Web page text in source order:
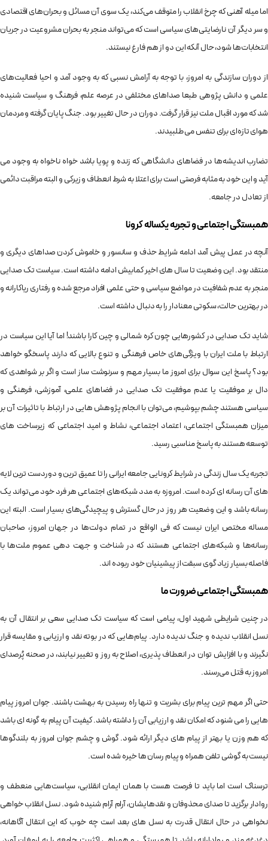
اما میله آهنی که چرخ انقلاب را متوقف می‌کند، یک سوی آن مسائل و بحران‌های اقتصادی
و سر دیگر آن نارضایتی‌های سیاسی است که می‌تواند منجر به بحران مشروعیت در جریان
انتخابات‌ها شود، حال آنکه این دو از هم فارغ نیستند.
از دوران سازندگی به امروز، با توجه به آرامش نسبی که به وجود آمد و احیا فعالیت‌های
علمی و دانش پژوهی طبعا صداهای مختلفی در عرصه علم، فرهنگ و سیاست شنیده
شد که مورد اقبال ملت نیز قرار گرفت. دوران در حال تغییر بود. جنگ پایان گرفته و مردمان
هوای تازه‌ای برای تنفس می طلبیدند.
تضارب اندیشه‌ها در فضاهای دانشگاهی که زنده و پویا باشد خواه ناخواه به وجود می
آید و این خود به مثابه فرصتی است برای اعتلا به شرط انعطاف و زیرکی و البته مراقبت دائمی
از تعادل در جامعه.
همبستگی اجتماعی و تجربه یکساله کرونا
آنچه در عمل پیش آمد ادامه شرایط حذف و سانسور و خاموش کردن صداهای دیگری و
منتقد بود. این وضعیت تا سال های اخیر کمابیش ادامه داشته است. سیاست تک صدایی
منجر به عدم شفافیت در مواضع سیاسی و حتی علمی افراد مرجع شده و رفتاری ریاکارانه و
در بهترین حالت، سکوتی معنادار را به دنبال داشته است.
شاید تک صدایی در کشورهایی چون کره شمالی و چین کارا باشند! اما آیا این سیاست در
ارتباط با ملت ایران با ویژگی‌های خاص فرهنگی و تنوع بالایی که دارند پاسخگو خواهد
بود؟ پاسخ این سوال برای امروز ما بسیار مهم و سرنوشت ساز است و اگر بر شواهدی که
دال بر موفقیت یا عدم موفقیت تک صدایی در فضاهای علمی، آموزشی، فرهنگی و
سیاسی هستند چشم بپوشیم، می‌توان با انجام پژوهش هایی در ارتباط با تاثیرات آن بر
میزان همبستگی اجتماعی، اعتماد اجتماعی، نشاط و امید اجتماعی که زیرساخت های
توسعه هستند به پاسخ مناسبی رسید.
تجربه یک سال زندگی در شرایط کرونایی جامعه ایرانی را تا عمیق ترین و دوردست ترین لایه
های آن رسانه ای کرده است. امروزه به مدد شبکه‌های اجتماعی هر فرد خود می‌تواند یک
رسانه باشد و این وضعیت هر روز در حال گسترش و پیچیدگی‌های بسیار است. البته این
مساله مختص ایران نیست که فی الواقع در تمام دولت‌ها در جهان امروز، صاحبان
رسانه‌ها و شبکه‌های اجتماعی هستند که در شناخت و جهت دهی عموم ملت‌ها با
فاصله بسیار زیاد گوی سبقت از پیشینیان خود ربوده اند.
همبستگی اجتماعی ضرورت ما
در چنین شرایطی شهید اول، پیامی است که سیاست تک صدایی سعی بر انتقال آن به
نسل انقلاب ندیده و جنگ ندیده دارد. پیام‌هایی که در بوته نقد و ارزیابی و مقایسه قرار
نگیرند و با افزایش توان در انعطاف پذیری، اصلاح به روز و تغییر نیابند، در صحنه پُرصدای
امروز به قتل می‌رسند.
حتی اگر مهم ترین پیام برای بشریت و تنها راه رسیدن به بهشت باشند. جوان امروز پیام
هایی را می شنود که امکان نقد و ارزیابی آن را داشته باشد. کیفیت آن پیام به گونه ای باشد
که هم وزن یا بهتر از پیام های دیگر ارائه شود. گوش و چشم جوان امروز به بلندگوها
نیست به گوشی تلفن همراه و پیام رسان ها خیره شده است.
ترسناک است اما باید تا فرصت هست با همان ایمان انقلابی، سیاست‌هایی منعطف و
روادار برگزید تا صدای محذوفان و نقدهایشان، آرام آرام شنیده شود. نسل انقلاب خواهی
نخواهی در حال انتقال قدرت به نسل های بعد است چه خوب که این انتقال آگاهانه،